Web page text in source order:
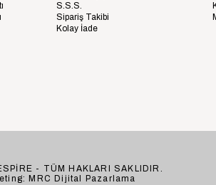
S.S.S.
Sipariş Takibi
Kolay İade
- TÜM HAKLARI SAKLIDIR.
MRC Dijital Pazarlama